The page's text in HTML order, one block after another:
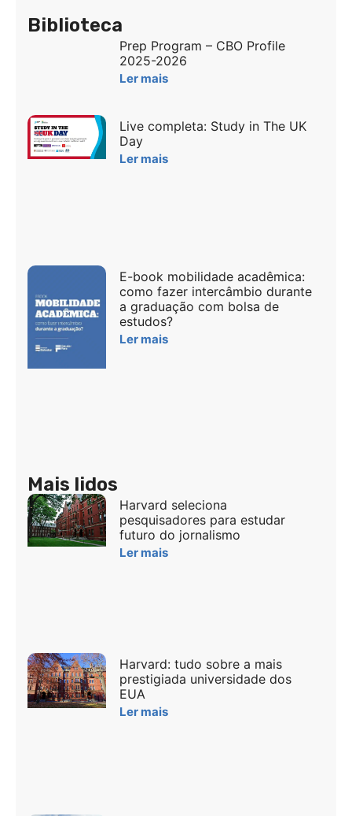
Biblioteca
Prep Program – CBO Profile
2025-2026
Ler mais
Live completa: Study in The UK
Day
Ler mais
E-book mobilidade acadêmica:
como fazer intercâmbio durante
a graduação com bolsa de
estudos?
Ler mais
Mais lidos
Harvard seleciona
pesquisadores para estudar
futuro do jornalismo
Ler mais
Harvard: tudo sobre a mais
prestigiada universidade dos
EUA
Ler mais